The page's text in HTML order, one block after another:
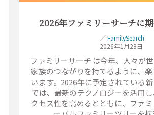
2026年ファミリーサーチに
／FamilySearch
2026年1月28日
ファミリーサーチ は今年、人々が
家族のつながりを持てるように、
います。2026年に予定されている
では、最新のテクノロジーを活用
クセス性を高めるとともに、ファ